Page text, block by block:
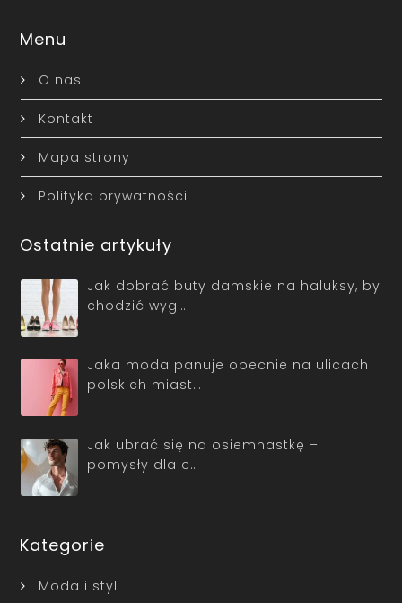
Menu
O nas
Kontakt
Mapa strony
Polityka prywatności
Ostatnie artykuły
Jak dobrać buty damskie na haluksy, by
chodzić wyg…
Jaka moda panuje obecnie na ulicach
polskich miast…
Jak ubrać się na osiemnastkę –
pomysły dla c…
Kategorie
Moda i styl